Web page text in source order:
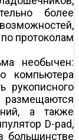
более
протоколам
необычен:
компьютера
рукописного
а также
D-pad,
большинстве